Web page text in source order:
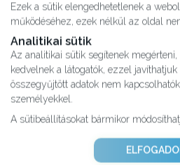
Ezek a sütik elengedhetetlenek a
működéséhez, ezek nélkül az oldal
Analitikai sütik
Az analitikai sütik segítenek
kedvelnek a látogatók, ezzel
összegyűjtött adatok nem
személyekkel.
A sütibeállításokat bármikor
Karrier
Adatvédelmi
ÁSZF